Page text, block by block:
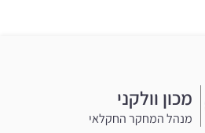
מכון וולקני
מנהל המחקר החקלאי